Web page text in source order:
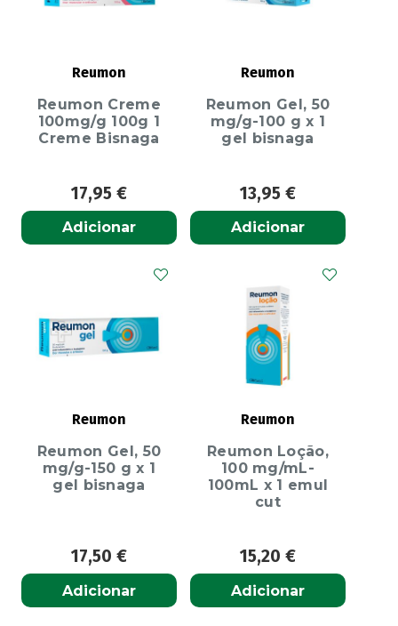
Reumon
Reumon Creme
100mg/g 100g 1
Creme Bisnaga
17,95 €
Adicionar
Reumon
Reumon Gel, 50
mg/g-100 g x 1
gel bisnaga
13,95 €
Adicionar
Reumon
Reumon Gel, 50
mg/g-150 g x 1
gel bisnaga
17,50 €
Adicionar
Reumon
Reumon Loção,
100 mg/mL-
100mL x 1 emul
cut
15,20 €
Adicionar